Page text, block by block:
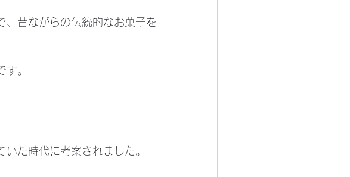
、昔ながらの伝統的なお菓子を
。
た時代に考案されました。